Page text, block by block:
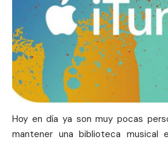
Hoy en día ya son muy pocas
mantener una biblioteca musical